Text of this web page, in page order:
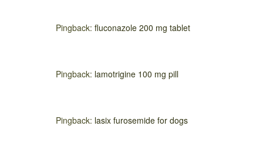
Pingback: fluconazole 200 mg tablet
Pingback: lamotrigine 100 mg pill
Pingback: lasix furosemide for dogs